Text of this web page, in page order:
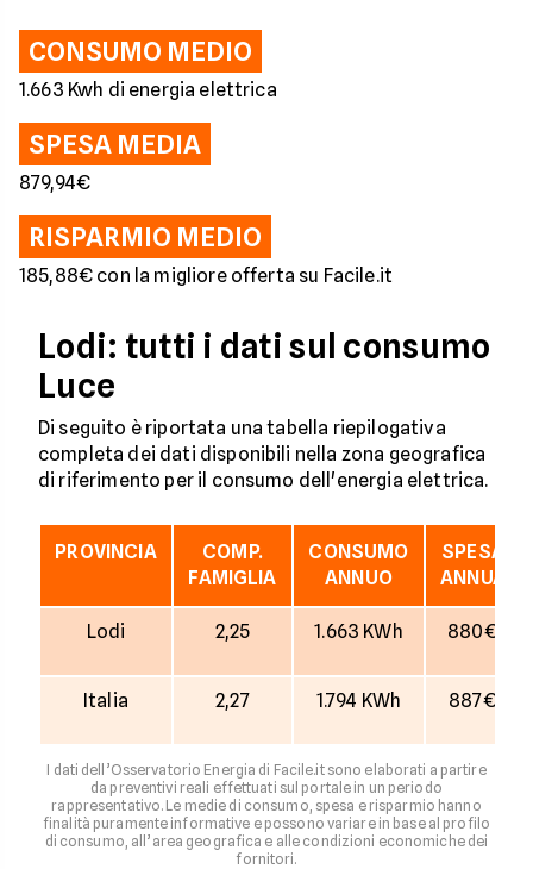
CONSUMO MEDIO
1.663 Kwh di energia elettrica
SPESA MEDIA
879,94€
RISPARMIO MEDIO
185,88€ con la migliore offerta su Facile.it
Lodi: tutti i dati sul consumo
Luce
Di seguito è riportata una tabella riepilogativa
completa dei dati disponibili nella zona geografica
di riferimento per il consumo dell'energia elettrica.
PROVINCIA
COMP.
FAMIGLIA
CONSUMO
ANNUO
SPESA
ANNUA
Lodi 2,25 1.663 KWh 880€
Italia 2,27 1.794 KWh 887€
I dati dell’Osservatorio Energia di Facile.it sono elaborati a partire
da preventivi reali effettuati sul portale in un periodo
rappresentativo. Le medie di consumo, spesa e risparmio hanno
finalità puramente informative e possono variare in base al profilo
di consumo, all’area geografica e alle condizioni economiche dei
fornitori.